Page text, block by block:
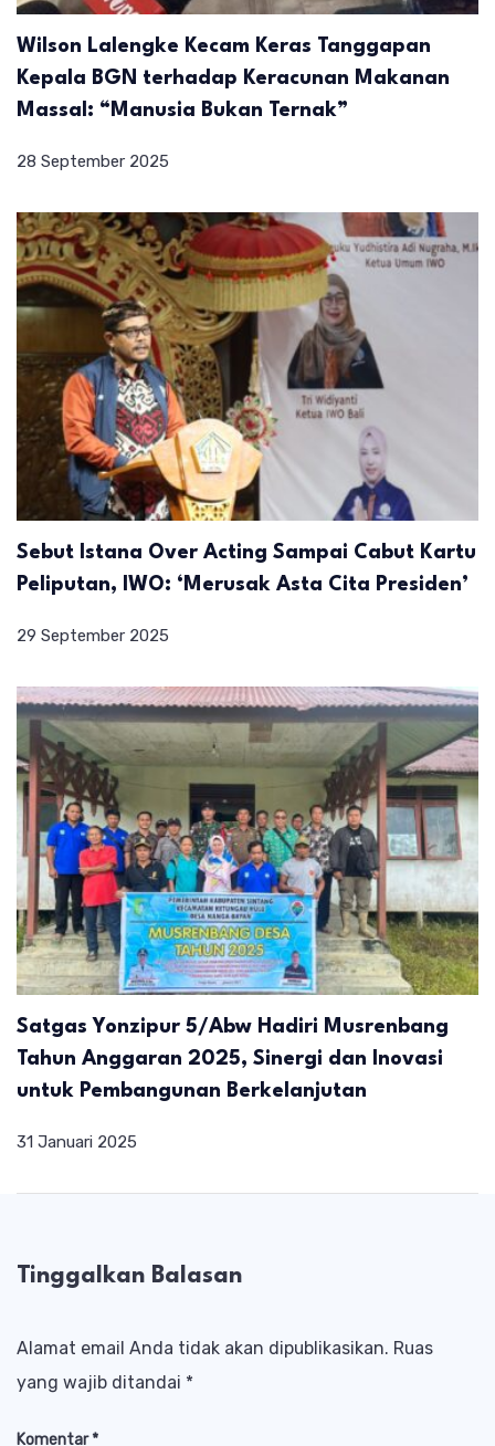
Wilson Lalengke Kecam Keras Tanggapan
Kepala BGN terhadap Keracunan Makanan
Massal: “Manusia Bukan Ternak”
28 September 2025
Sebut Istana Over Acting Sampai Cabut Kartu
Peliputan, IWO: ‘Merusak Asta Cita Presiden’
29 September 2025
Satgas Yonzipur 5/Abw Hadiri Musrenbang
Tahun Anggaran 2025, Sinergi dan Inovasi
untuk Pembangunan Berkelanjutan
31 Januari 2025
Tinggalkan Balasan
Alamat email Anda tidak akan dipublikasikan. Ruas
yang wajib ditandai *
Komentar*